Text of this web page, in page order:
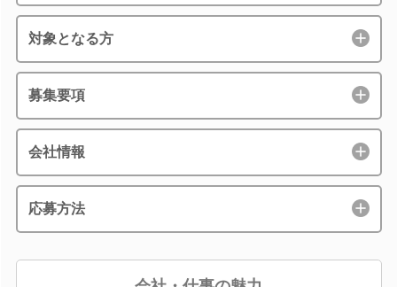
対象となる方
募集要項
会社情報
応募方法